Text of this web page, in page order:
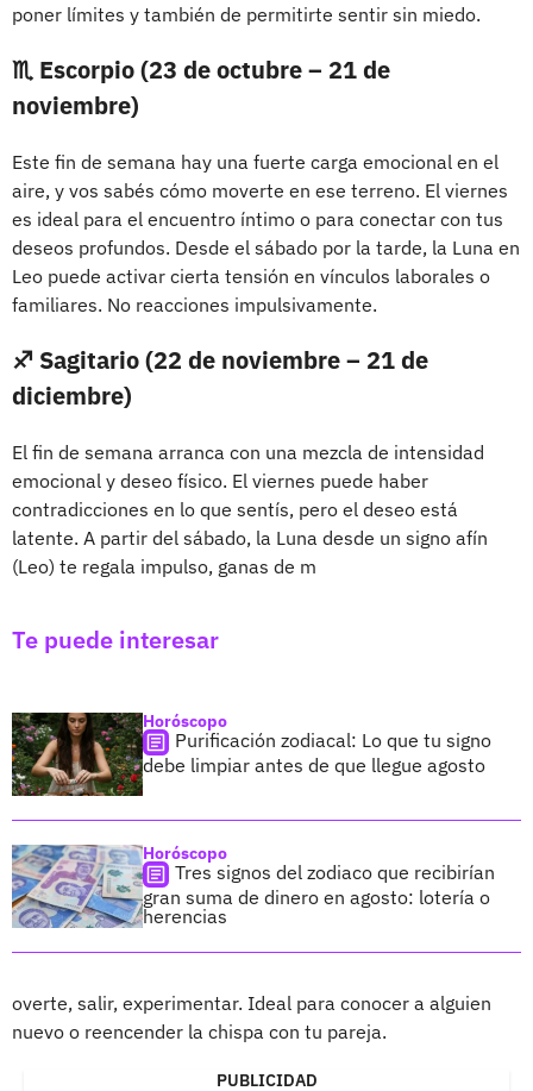
poner límites y también de permitirte sentir sin miedo.
♏ Escorpio (23 de octubre – 21 de
noviembre)
Este fin de semana hay una fuerte carga emocional en el
aire, y vos sabés cómo moverte en ese terreno. El viernes
es ideal para el encuentro íntimo o para conectar con tus
deseos profundos. Desde el sábado por la tarde, la Luna en
Leo puede activar cierta tensión en vínculos laborales o
familiares. No reacciones impulsivamente.
♐ Sagitario (22 de noviembre – 21 de
diciembre)
El fin de semana arranca con una mezcla de intensidad
emocional y deseo físico. El viernes puede haber
contradicciones en lo que sentís, pero el deseo está
latente. A partir del sábado, la Luna desde un signo afín
(Leo) te regala impulso, ganas de m
Te puede interesar
Horóscopo
Purificación zodiacal: Lo que tu signo
debe limpiar antes de que llegue agosto
Horóscopo
Tres signos del zodiaco que recibirían
gran suma de dinero en agosto: lotería o
herencias
overte, salir, experimentar. Ideal para conocer a alguien
nuevo o reencender la chispa con tu pareja.
PUBLICIDAD